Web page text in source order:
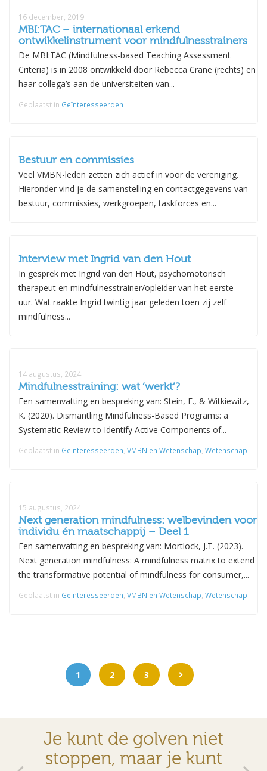
16 december, 2019
MBI:TAC – internationaal erkend
ontwikkelinstrument voor mindfulnesstrainers
De MBI:TAC (Mindfulness-based Teaching Assessment
Criteria) is in 2008 ontwikkeld door Rebecca Crane (rechts) en
haar collega’s aan de universiteiten van...
Geplaatst in Geïnteresseerden
Bestuur en commissies
Veel VMBN-leden zetten zich actief in voor de vereniging.
Hieronder vind je de samenstelling en contactgegevens van
bestuur, commissies, werkgroepen, taskforces en...
Interview met Ingrid van den Hout
In gesprek met Ingrid van den Hout, psychomotorisch
therapeut en mindfulnesstrainer/opleider van het eerste
uur. Wat raakte Ingrid twintig jaar geleden toen zij zelf
mindfulness...
14 augustus, 2024
Mindfulnesstraining: wat ‘werkt’?
Een samenvatting en bespreking van: Stein, E., & Witkiewitz,
K. (2020). Dismantling Mindfulness-Based Programs: a
Systematic Review to Identify Active Components of...
Geplaatst in Geïnteresseerden VMBN en Wetenschap Wetenschap
15 augustus, 2024
Next generation mindfulness: welbevinden voor
individu én maatschappij – Deel 1
Een samenvatting en bespreking van: Mortlock, J.T. (2023).
Next generation mindfulness: A mindfulness matrix to extend
the transformative potential of mindfulness for consumer,...
Geplaatst in Geïnteresseerden VMBN en Wetenschap Wetenschap
1 2 3
Je kunt de golven niet
stoppen, maar je kunt